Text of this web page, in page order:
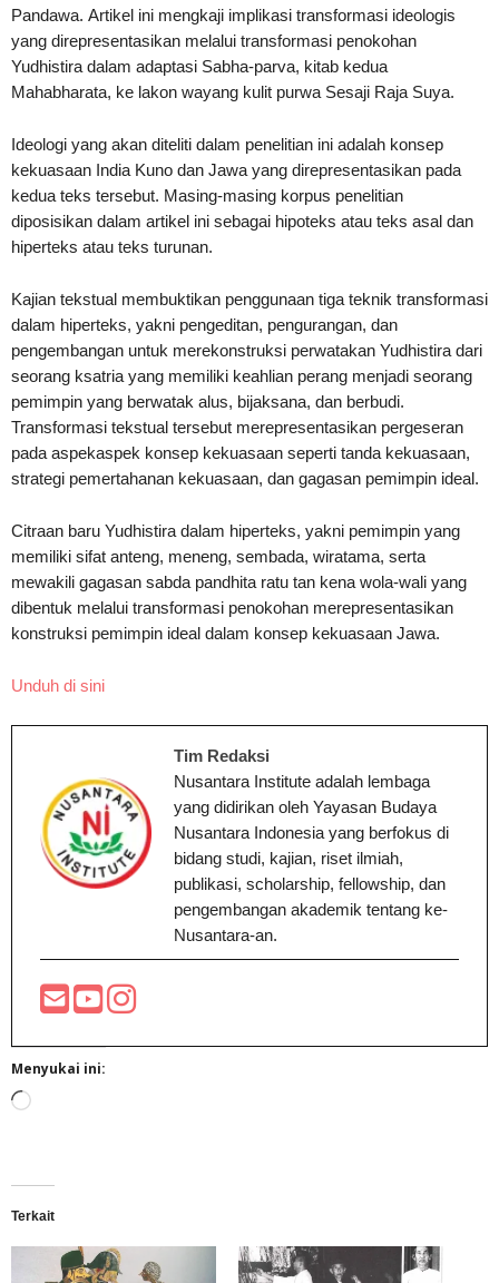
Pandawa. Artikel ini mengkaji implikasi transformasi ideologis
yang direpresentasikan melalui transformasi penokohan
Yudhistira dalam adaptasi Sabha-parva, kitab kedua
Mahabharata, ke lakon wayang kulit purwa Sesaji Raja Suya.
Ideologi yang akan diteliti dalam penelitian ini adalah konsep
kekuasaan India Kuno dan Jawa yang direpresentasikan pada
kedua teks tersebut. Masing-masing korpus penelitian
diposisikan dalam artikel ini sebagai hipoteks atau teks asal dan
hiperteks atau teks turunan.
Kajian tekstual membuktikan penggunaan tiga teknik transformasi
dalam hiperteks, yakni pengeditan, pengurangan, dan
pengembangan untuk merekonstruksi perwatakan Yudhistira dari
seorang ksatria yang memiliki keahlian perang menjadi seorang
pemimpin yang berwatak alus, bijaksana, dan berbudi.
Transformasi tekstual tersebut merepresentasikan pergeseran
pada aspekaspek konsep kekuasaan seperti tanda kekuasaan,
strategi pemertahanan kekuasaan, dan gagasan pemimpin ideal.
Citraan baru Yudhistira dalam hiperteks, yakni pemimpin yang
memiliki sifat anteng, meneng, sembada, wiratama, serta
mewakili gagasan sabda pandhita ratu tan kena wola-wali yang
dibentuk melalui transformasi penokohan merepresentasikan
konstruksi pemimpin ideal dalam konsep kekuasaan Jawa.
Unduh di sini
Tim Redaksi
Nusantara Institute adalah lembaga
yang didirikan oleh Yayasan Budaya
Nusantara Indonesia yang berfokus di
bidang studi, kajian, riset ilmiah,
publikasi, scholarship, fellowship, dan
pengembangan akademik tentang ke-
Nusantara-an.
Menyukai ini:
Memuat...
Terkait